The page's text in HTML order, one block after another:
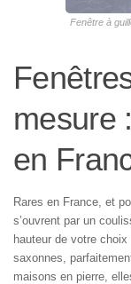
Fenêtre à
mesure
en
Rares en France, et
s’ouvrent par un
hauteur de votre
saxonnes,
maisons en pierre,